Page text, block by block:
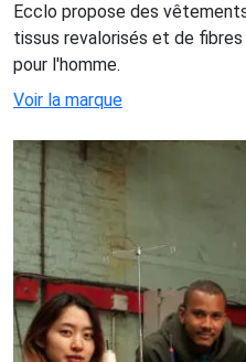
Ecclo propose des
tissus revalorisés et de
pour l'homme.
Voir la marque